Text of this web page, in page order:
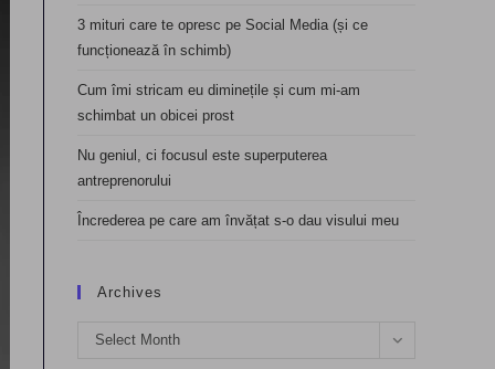
3 mituri care te opresc pe Social Media (și ce
funcționează în schimb)
Cum îmi stricam eu diminețile și cum mi-am
schimbat un obicei prost
Nu geniul, ci focusul este superputerea
antreprenorului
Încrederea pe care am învățat s-o dau visului meu
Archives
Archives
Select Month